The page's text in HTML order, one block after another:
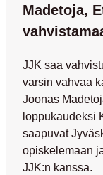
Madetoja,
JJK saa
varsin vahvaa
Joonas
loppukaudeksi
saapuvat
opiskelemaan
JJK:n kanssa.